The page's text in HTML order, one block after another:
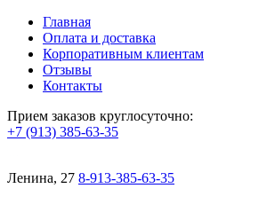
Главная
Оплата и доставка
Корпоративным клиентам
Отзывы
Контакты
Прием заказов круглосуточно:
+7 (913) 385-63-35
Ленина, 27 8-913-385-63-35